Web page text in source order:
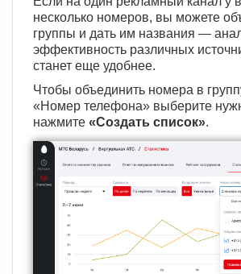
несколько номеров, вы можете
группы и дать им названия —
эффективность различных
станет еще удобнее.
Чтобы объединить номера в
«Номер телефона» выберите
нажмите «Создать список».